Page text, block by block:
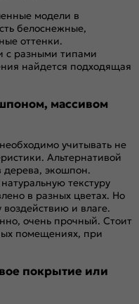
модели в
белоснежные,
оттенки.
с разными типами
найдется подходящая
массивом
учитывать не
Альтернативой
дерева, экошпон.
текстуру
в разных цветах. Но
воздействию и влаге.
очень прочный. Стоит
помещениях, при
покрытие или